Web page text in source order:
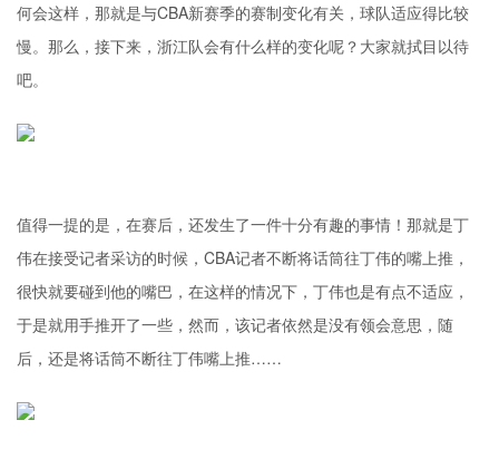
何会这样，那就是与CBA新赛季的赛制变化有关，球队适应得比较
慢。那么，接下来，浙江队会有什么样的变化呢？大家就拭目以待
吧。
值得一提的是，在赛后，还发生了一件十分有趣的事情！那就是丁
伟在接受记者采访的时候，CBA记者不断将话筒往丁伟的嘴上推，
很快就要碰到他的嘴巴，在这样的情况下，丁伟也是有点不适应，
于是就用手推开了一些，然而，该记者依然是没有领会意思，随
后，还是将话筒不断往丁伟嘴上推……